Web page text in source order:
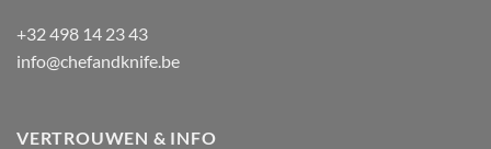
+32 498 14 23 43
info@chefandknife.be
VERTROUWEN & INFO